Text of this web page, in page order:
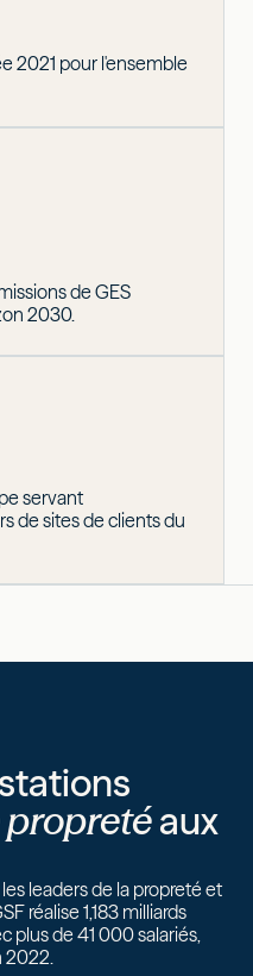
2021 pour l'ensemble
de GES
2030.
servant
de sites de clients du
propretéaux
leaders de la propreté et
réalise 1,183 milliards
plus de 41 000 salariés,
2022.